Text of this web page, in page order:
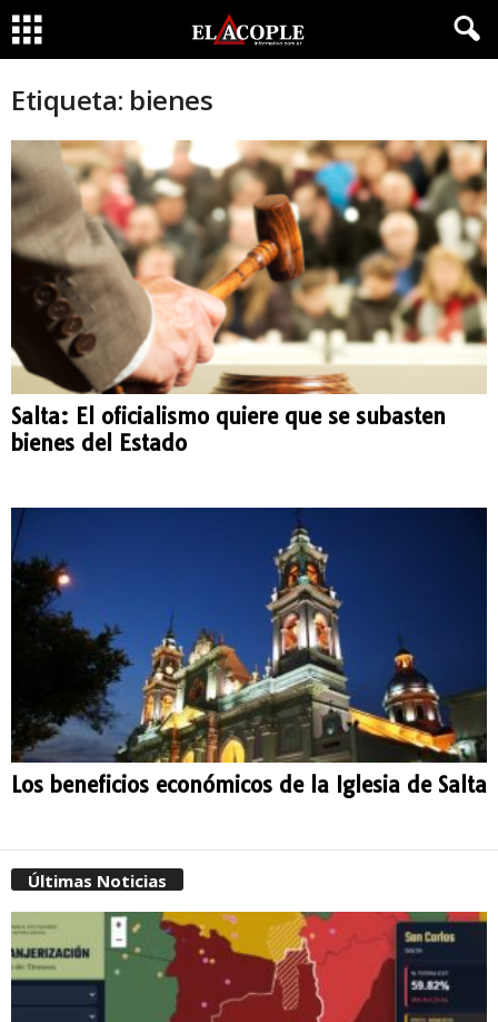
Etiqueta: bienes
Salta: El oficialismo quiere que se subasten
bienes del Estado
Los beneficios económicos de la Iglesia de Salta
Últimas Noticias